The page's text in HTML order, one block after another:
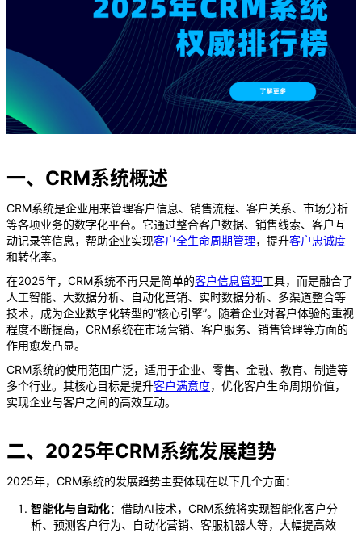
一、CRM系统概述
CRM系统是企业用来管理客户信息、销售流程、客户关系、市场分析
等各项业务的数字化平台。它通过整合客户数据、销售线索、客户互
动记录等信息，帮助企业实现客户全生命周期管理，提升客户忠诚度
和转化率。
在2025年，CRM系统不再只是简单的客户信息管理工具，而是融合了
人工智能、大数据分析、自动化营销、实时数据分析、多渠道整合等
技术，成为企业数字化转型的“核心引擎”。随着企业对客户体验的重视
程度不断提高，CRM系统在市场营销、客户服务、销售管理等方面的
作用愈发凸显。
CRM系统的使用范围广泛，适用于企业、零售、金融、教育、制造等
多个行业。其核心目标是提升客户满意度，优化客户生命周期价值，
实现企业与客户之间的高效互动。
二、2025年CRM系统发展趋势
2025年，CRM系统的发展趋势主要体现在以下几个方面：
智能化与自动化：借助AI技术，CRM系统将实现智能化客户分
析、预测客户行为、自动化营销、客服机器人等，大幅提高效